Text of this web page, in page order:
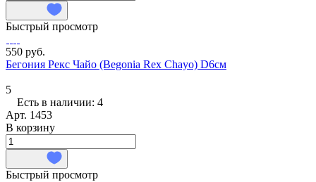
Быстрый просмотр
550 руб.
Бегония Рекс Чайо (Begonia Rex Chayo) D6см
5
Есть в наличии: 4
Арт. 1453
В корзину
Быстрый просмотр